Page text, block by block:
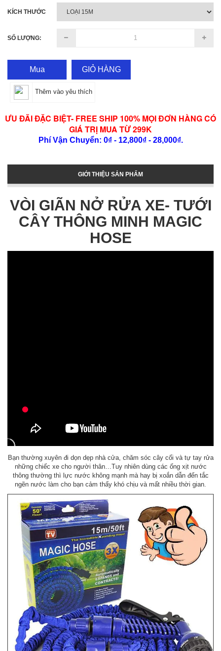
KÍCH THƯỚC
SỐ LƯỢNG:
Mua GIỎ HÀNG
Thêm vào yêu thích
ƯU ĐÃI ĐẶC BIỆT- FREE SHIP 100% MỌI ĐƠN HÀNG CÓ
GIÁ TRỊ MUA TỪ 299K
Phí Vận Chuyển: 0₫ - 12,800₫ - 28,000₫.
GIỚI THIỆU SẢN PHẨM
VÒI GIÃN NỞ RỬA XE- TƯỚI
CÂY THÔNG MINH MAGIC
HOSE
Bạn thường xuyên đi dọn dẹp nhà cửa, chăm sóc cây cối và tự tay rửa
những chiếc xe cho người thân…Tuy nhiên dùng các ống xịt nước
thông thường thì lực nước không mạnh mà hay bị xoắn dẫn đến tắc
ngẽn nước làm cho bạn cảm thấy khó chịu và mất nhiều thời gian.